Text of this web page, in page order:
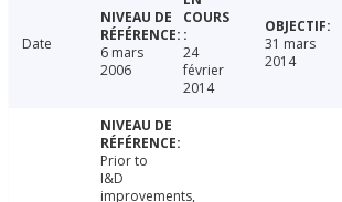
Date
6 mars
2006
24
février
2014
31 mars
2014
Prior to
I&D
improvements,